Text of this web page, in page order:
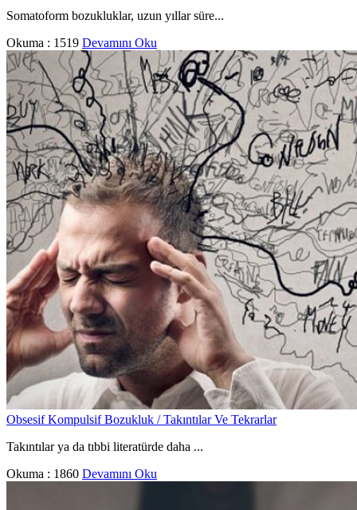
Somatoform bozukluklar, uzun yıllar süre...
Okuma : 1519 Devamını Oku
Obsesif Kompulsif Bozukluk / Takıntılar Ve Tekrarlar
Takıntılar ya da tıbbi literatürde daha ...
Okuma : 1860 Devamını Oku